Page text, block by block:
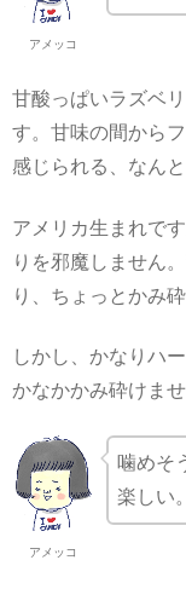
アメッコ
甘酸っぱいラズベ
す。甘味の間から
感じられる、なん
アメリカ生まれで
りを邪魔しません
り、ちょっとかみ
しかし、かなりハ
かなかかみ砕けませ
アメッコ
噛めそ
楽しい。